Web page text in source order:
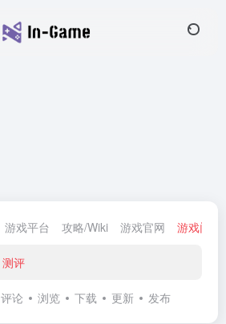
游戏平台 攻略/Wiki 游戏官网 游戏门户
测评
评论 浏览 下载 更新 发布